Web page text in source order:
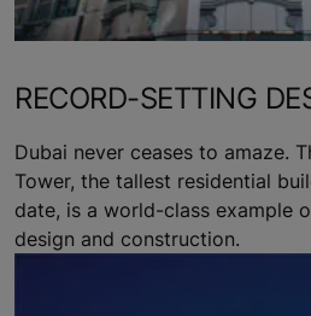
RECORD-SETTING
Dubai never ceases to amaze.
Tower, the tallest residential
date, is a world-class example
design and construction.